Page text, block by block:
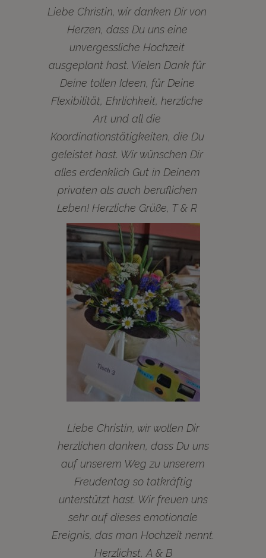
Liebe Christin, wir danken Dir von
Herzen, dass Du uns eine
unvergessliche Hochzeit
ausgeplant hast. Vielen Dank für
Deine tollen Ideen, für Deine
Flexibilität, Ehrlichkeit, herzliche
Art und all die
Koordinationstätigkeiten, die Du
geleistet hast. Wir wünschen Dir
alles erdenklich Gut in Deinem
privaten als auch beruflichen
Leben! Herzliche Grüße, T & R
Liebe Christin, wir wollen Dir
herzlichen danken, dass Du uns
auf unserem Weg zu unserem
Freudentag so tatkräftig
unterstützt hast. Wir freuen uns
sehr auf dieses emotionale
Ereignis, das man Hochzeit nennt.
Herzlichst, A & B